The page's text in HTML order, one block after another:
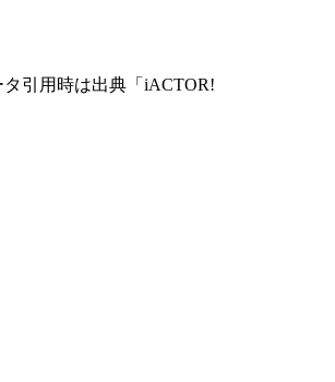
引用時は出典「iACTOR!